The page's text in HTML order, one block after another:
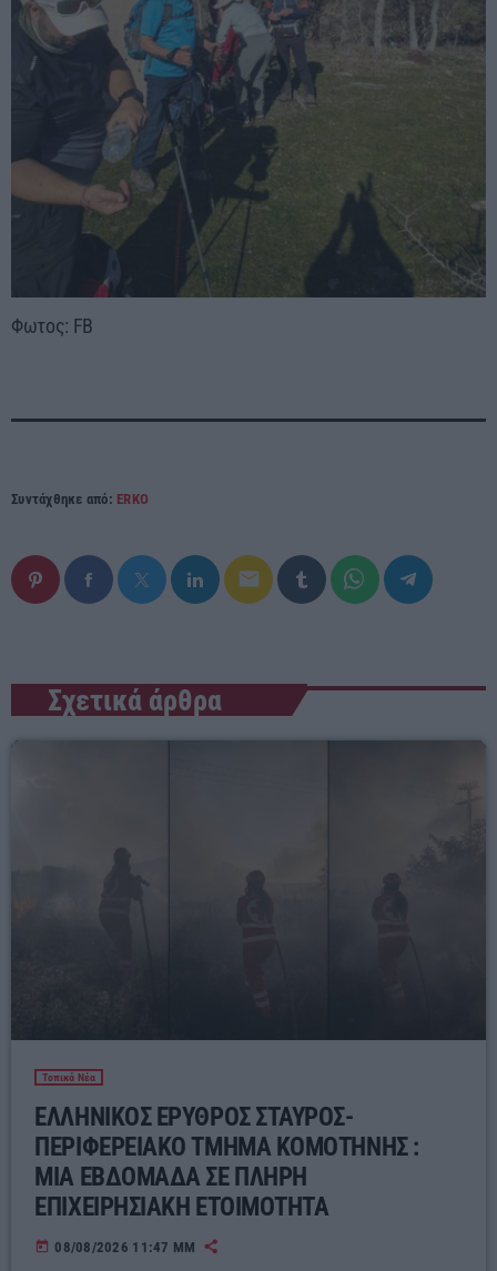
Φωτος: FB
Συντάχθηκε από: ERKO
email
Σχετικά άρθρα
Τοπικά Νέα
ΕΛΛΗΝΙΚΟΣ ΕΡΥΘΡΟΣ ΣΤΑΥΡΟΣ-
ΠΕΡΙΦΕΡΕΙΑΚΟ ΤΜΗΜΑ ΚΟΜΟΤΗΝΗΣ :
ΜΙΑ ΕΒΔΟΜΑΔΑ ΣΕ ΠΛΗΡΗ
ΕΠΙΧΕΙΡΗΣΙΑΚΗ ΕΤΟΙΜΟΤΗΤΑ
today 08/08/2026 11:47 ΜΜ